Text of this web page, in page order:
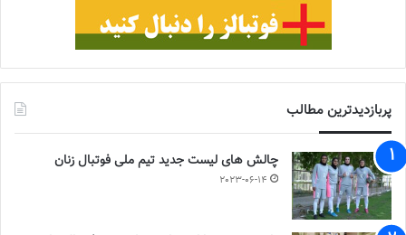
پربازدیدترین مطالب
چالش هاى ليست جدید تيم ملى فوتبال زنان
2023-06-14